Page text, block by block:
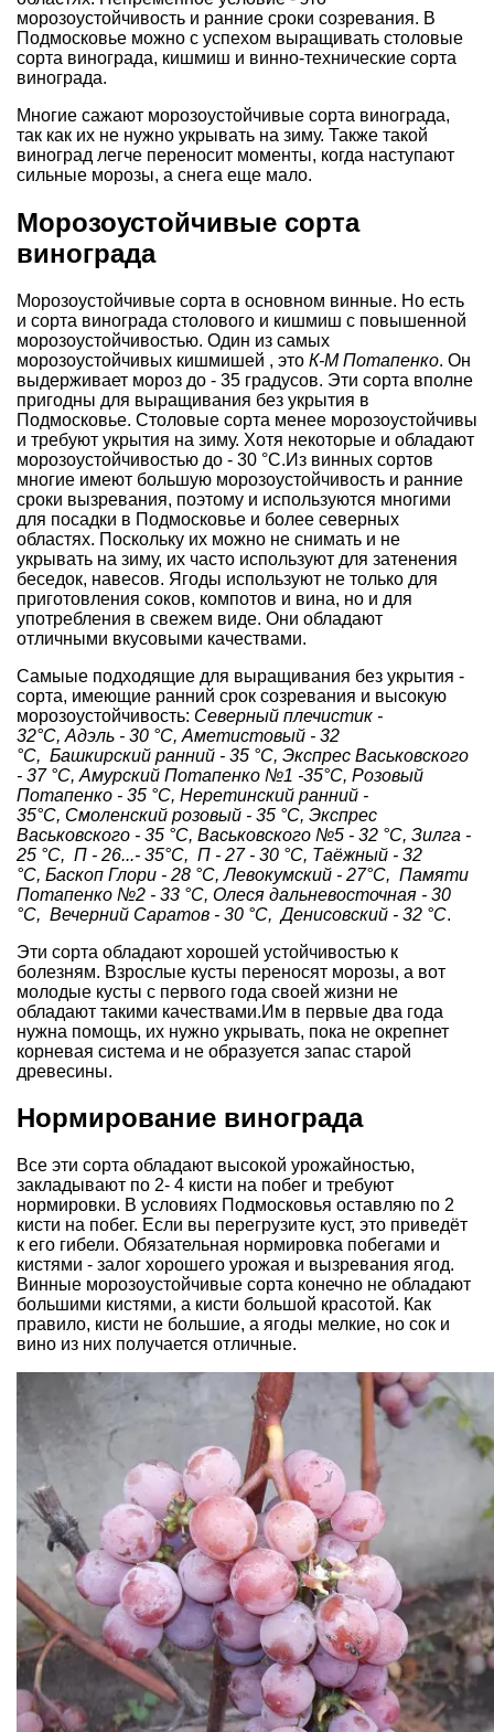
морозоустойчивость и ранние сроки созревания. В
Подмосковье можно с успехом выращивать столовые
сорта винограда, кишмиш и винно-технические сорта
винограда.
Многие сажают морозоустойчивые сорта винограда,
так как их не нужно укрывать на зиму. Также такой
виноград легче переносит моменты, когда наступают
сильные морозы, а снега еще мало.
Морозоустойчивые сорта
винограда
Морозоустойчивые сорта в основном винные. Но есть
и сорта винограда столового и кишмиш с повышенной
морозоустойчивостью. Один из самых
морозоустойчивых кишмишей , это К-М Потапенко. Он
выдерживает мороз до - 35 градусов. Эти сорта вполне
пригодны для выращивания без укрытия в
Подмосковье. Столовые сорта менее морозоустойчивы
и требуют укрытия на зиму. Хотя некоторые и обладают
морозоустойчивостью до - 30 °С.Из винных сортов
многие имеют большую морозоустойчивость и ранние
сроки вызревания, поэтому и используются многими
для посадки в Подмосковье и более северных
областях. Поскольку их можно не снимать и не
укрывать на зиму, их часто используют для затенения
беседок, навесов. Ягоды используют не только для
приготовления соков, компотов и вина, но и для
употребления в свежем виде. Они обладают
отличными вкусовыми качествами.
Самыые подходящие для выращивания без укрытия -
сорта, имеющие ранний срок созревания и высокую
морозоустойчивость: Северный плечистик -
32°С, Адэль - 30 °С, Аметистовый - 32
°С, Башкирский ранний - 35 °С, Экспрес Васьковского
- 37 °С, Амурский Потапенко №1 -35°С, Розовый
Потапенко - 35 °С, Неретинский ранний -
35°С, Смоленский розовый - 35 °С, Экспрес
Васьковского - 35 °С, Васьковского №5 - 32 °С, Зилга -
25 °С, П - 26...- 35°С, П - 27 - 30 °С, Таёжный - 32
°С, Баскоп Глори - 28 °С, Левокумский - 27°С, Памяти
Потапенко №2 - 33 °С, Олеся дальневосточная - 30
°С, Вечерний Саратов - 30 °С, Денисовский - 32 °С.
Эти сорта обладают хорошей устойчивостью к
болезням. Взрослые кусты переносят морозы, а вот
молодые кусты с первого года своей жизни не
обладают такими качествами.Им в первые два года
нужна помощь, их нужно укрывать, пока не окрепнет
корневая система и не образуется запас старой
древесины.
Нормирование винограда
Все эти сорта обладают высокой урожайностью,
закладывают по 2- 4 кисти на побег и требуют
нормировки. В условиях Подмосковья оставляю по 2
кисти на побег. Если вы перегрузите куст, это приведёт
к его гибели. Обязательная нормировка побегами и
кистями - залог хорошего урожая и вызревания ягод.
Винные морозоустойчивые сорта конечно не обладают
большими кистями, а кисти большой красотой. Как
правило, кисти не большие, а ягоды мелкие, но сок и
вино из них получается отличные.